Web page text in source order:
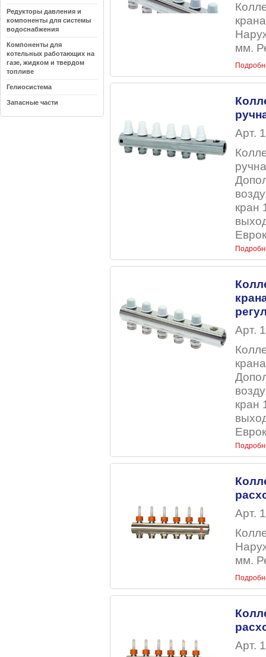
мм.
Арт.
кран
Арт.
кран
Арт.
мм.
Арт.
Редукторы давления и
компоненты для системы
водоснабжения
Компоненты для
котельных работающих на
газе, жидком и твердом
топливе
Гелиосистема
Запасные части